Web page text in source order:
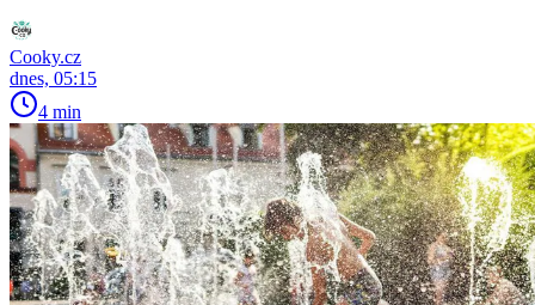
Cooky.cz
dnes, 05:15
4 min